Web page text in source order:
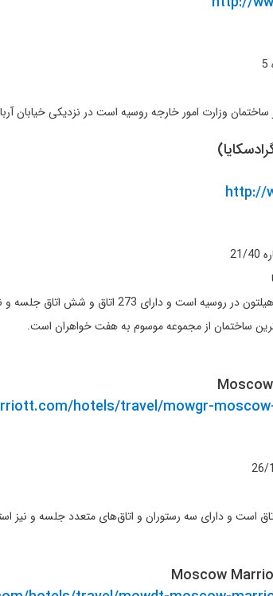
وزارت امور خارجه روسیه است در نزدیکی خیابان آربات یکی از
http://
توضیحات: این هتل اولین شعبه
ساختمان از مجموعه موسوم به هفت خواهران است.
hotels/travel/mowgr-
Moscow